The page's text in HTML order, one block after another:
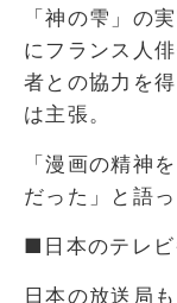
「神の雫」の
にフランス人
者との協力を
は主張。
「漫画の精神
だった」と語っ
■日本のテレ
日本の放送局